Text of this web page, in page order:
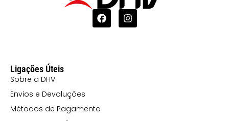
PRETO/BRANCO
AMARELO
FLUOR/PRETO
22201 VERDE
Ligações Úteis
Sobre a DHV
Envios e Devoluções
Métodos de Pagamento